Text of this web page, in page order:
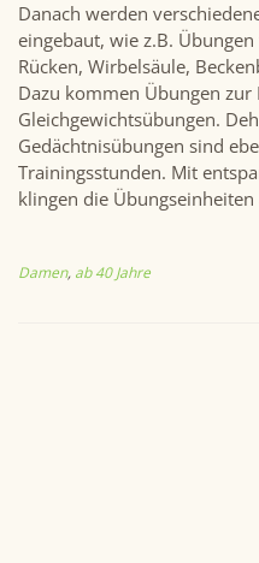
Danach werden
eingebaut, wie z.B.
Rücken, Wirbelsäule,
Dazu kommen Übungen
Gleichgewichtsübungen.
Gedächtnisübungen sind
Trainingsstunden. Mit
klingen die Übungseinheiten
Damen, ab 40 Jahre